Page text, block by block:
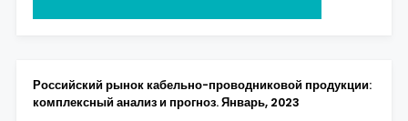
Российский рынок кабельно-проводниковой продукции:
комплексный анализ и прогноз. Январь, 2023